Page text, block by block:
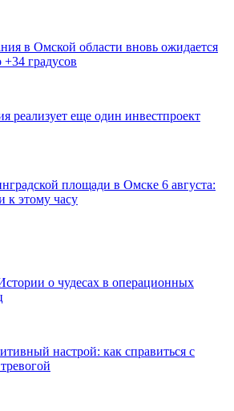
в Омской области вновь ожидается
градусов
реализует еще один инвестпроект
площади в Омске 6 августа:
к этому часу
о чудесах в операционных
настрой: как справиться с